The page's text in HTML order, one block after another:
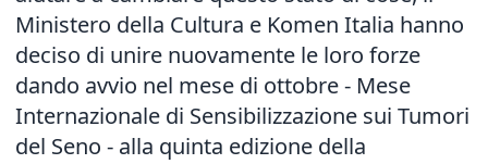
Ministero della Cultura e Komen Italia hanno
deciso di unire nuovamente le loro forze
dando avvio nel mese di ottobre - Mese
Internazionale di Sensibilizzazione sui Tumori
del Seno - alla quinta edizione della